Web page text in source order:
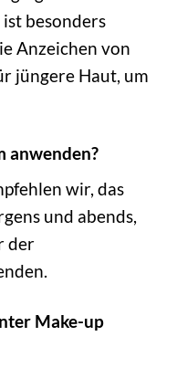
besonders
Anzeichen von
jüngere Haut, um
anwenden?
wir, das
und abends,
der
Make-up